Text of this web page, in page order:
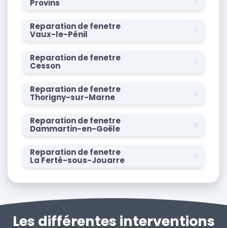
Provins
Reparation de fenetre
Vaux-le-Pénil
Reparation de fenetre
Cesson
Reparation de fenetre
Thorigny-sur-Marne
Reparation de fenetre
Dammartin-en-Goële
Reparation de fenetre
La Ferté-sous-Jouarre
Les différentes interventions